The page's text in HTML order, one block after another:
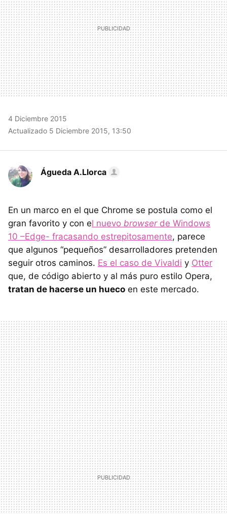
4 Diciembre 2015
Actualizado 5 Diciembre 2015, 13:50
Águeda A.Llorca
En un marco en el que Chrome se postula como el
gran favorito y con el nuevo browserde Windows
10 –Edge- fracasando estrepitosamente, parece
que algunos “pequeños” desarrolladores pretenden
seguir otros caminos. Es el caso de Vivaldi y Otter
que, de código abierto y al más puro estilo Opera,
tratan de hacerse un hueco en este mercado.